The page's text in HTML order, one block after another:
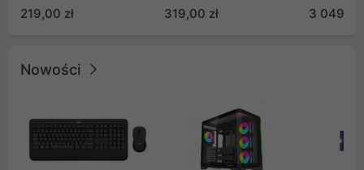
219,00 zł
Push Pull (2szt)
319,00 zł
GB2050S)
3 049,00
Nowości